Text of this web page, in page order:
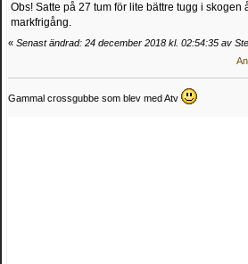
Obs! Satte på 27 tum för lite bättre tugg i skogen
markfrigång.
« Senast ändrad: 24 december 2018 kl. 02:54:35 av
Gammal crossgubbe som blev med Atv